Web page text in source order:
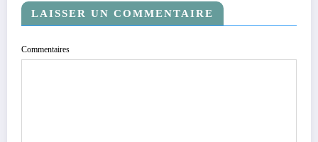
LAISSER UN COMMENTAIRE
Commentaires